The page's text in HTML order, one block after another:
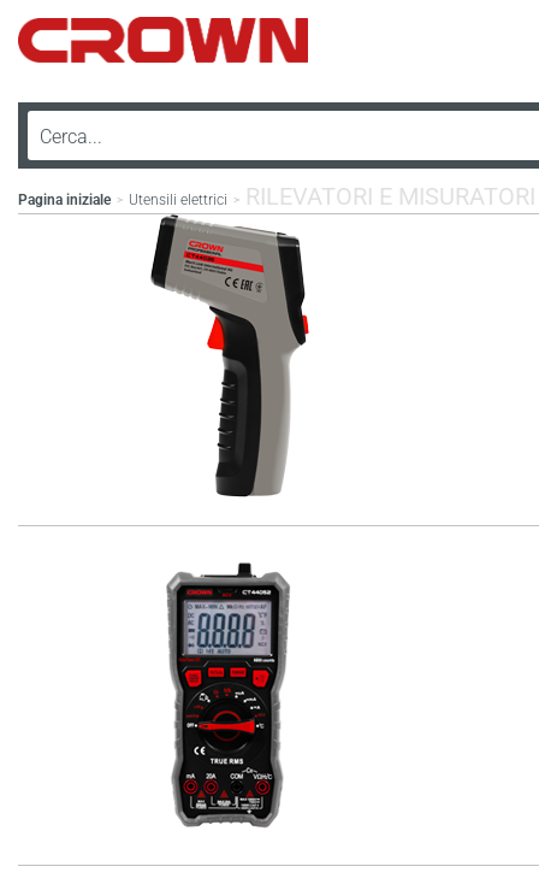
Pagina iniziale > Utensili elettrici > RILEVATORI E